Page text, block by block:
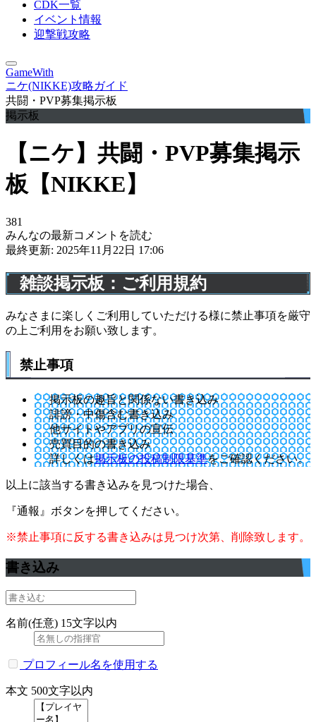
CDK一覧
イベント情報
迎撃戦攻略
GameWith
ニケ(NIKKE)攻略ガイド
共闘・PVP募集掲示板
掲示板
【ニケ】共闘・PVP募集掲示
板【NIKKE】
381
みんなの最新コメントを読む
最終更新: 2025年11月22日 17:06
雑談掲示板：ご利用規約
みなさまに楽しくご利用していただける様に禁止事項を厳守
の上ご利用をお願い致します。
禁止事項
掲示板の趣旨と関係ない書き込み
誹謗・中傷含む書き込み
他サイトやアプリの宣伝
売買目的の書き込み
詳しくは掲示板の投稿制限基準をご確認ください。
以上に該当する書き込みを見つけた場合、
『通報』ボタンを押してください。
※禁止事項に反する書き込みは見つけ次第、削除致します。
書き込み
名前(任意) 15文字以内
プロフィール名を使用する
本文 500文字以内